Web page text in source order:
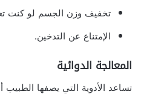
تخفيف وزن الجسم لو كنت
الإمتناع عن التدخين.
المعالجة الدوائية
تساعد الأدوية التي يصفها